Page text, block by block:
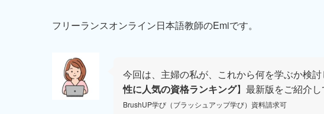
フリーランスオンライン日本語教師のEmiです。
今回は、主婦の私が、これから何を学ぶか検
性に人気の資格ランキング】最新版をご紹介し
BrushUP学び（ブラッシュアップ学び）資料請求可